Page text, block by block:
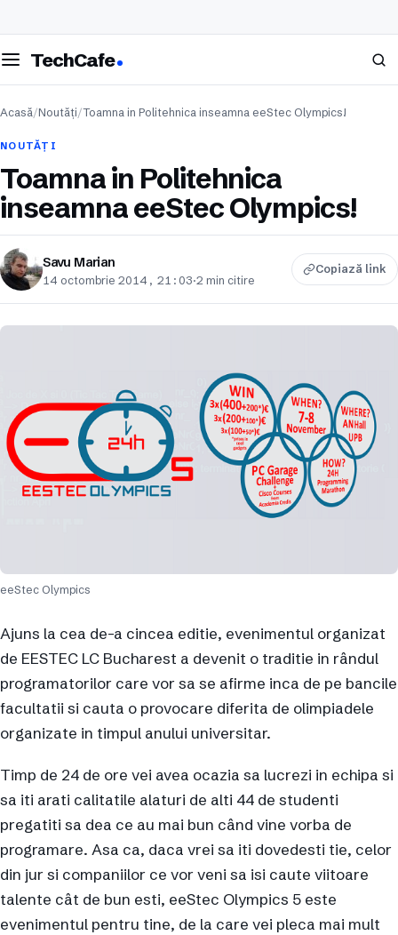
meniul
TechCafe Caută
Acasă/Noutăți/Toamna in Politehnica inseamna eeStec Olympics!
NOUTĂȚI
Toamna in Politehnica
inseamna eeStec Olympics!
Savu Marian
14 octombrie 2014, 21:03·2 min citire
Copiază link
eeStec Olympics
Ajuns la cea de-a cincea editie, evenimentul organizat
de EESTEC LC Bucharest a devenit o traditie in rândul
programatorilor care vor sa se afirme inca de pe bancile
facultatii si cauta o provocare diferita de olimpiadele
organizate in timpul anului universitar.
Timp de 24 de ore vei avea ocazia sa lucrezi in echipa si
sa iti arati calitatile alaturi de alti 44 de studenti
pregatiti sa dea ce au mai bun când vine vorba de
programare. Asa ca, daca vrei sa iti dovedesti tie, celor
din jur si companiilor ce vor veni sa isi caute viitoare
talente cât de bun esti, eeStec Olympics 5 este
evenimentul pentru tine, de la care vei pleca mai mult